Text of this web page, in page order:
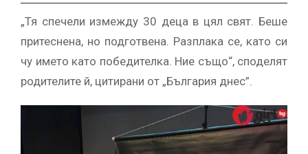
„Тя спечели измежду 30 деца в цял свят. Беше
притеснена, но подготвена. Разплака се, като си
чу името като победителка. Ние също“, споделят
родителите й, цитирани от „България днес”.